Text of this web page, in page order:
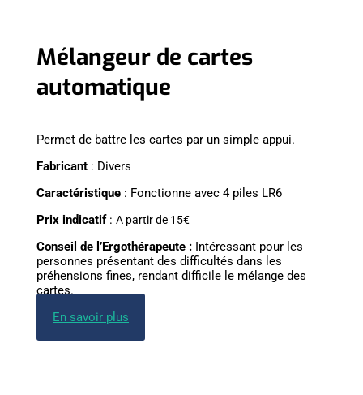
Mélangeur de cartes
automatique
Permet de battre les cartes par un simple appui.
Fabricant : Divers
Caractéristique : Fonctionne avec 4 piles LR6
Prix indicatif: A partir de 15€
Conseil de l’Ergothérapeute : Intéressant pour les
personnes présentant des difficultés dans les
préhensions fines, rendant difficile le mélange des
cartes.
En savoir plus